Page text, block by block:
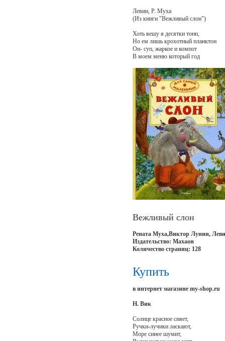
Левин, Р. Муха
(Из книги "Вежливый слон")
Хоть вешу я десятки тонн,
Но ем лишь крохотный планктон
Он- суп, жаркое и компот
В моем меню который год
Вежливый слон
Рената Муха,Виктор Лунин,
Издательство: Махаон
Количество страниц: 128
Купить
в интернет магазине my-shop.ru
Н. Вик
Солнце красное сияет,
Ручки-лучики ласкают,
Море синее шумит,